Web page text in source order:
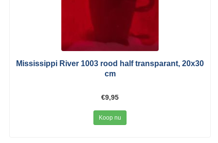
Mississippi River 1003 rood half transparant, 20x30
cm
€9,95
Koop nu